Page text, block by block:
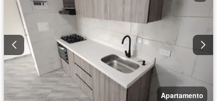
Apartamento